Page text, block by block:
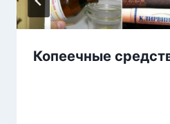
Копеечные